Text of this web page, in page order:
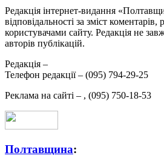
Редакція інтернет-видання
відповідальності за зміст
користувачами сайту. Редакція не
авторів публікацій.
Редакція –
Телефон редакції – (095) 794-29-25
Реклама на сайті – , (095) 750-18-53
Полтавщина: